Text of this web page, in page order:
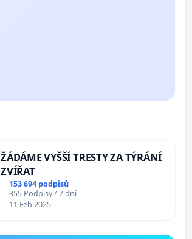
ŽÁDÁME VYŠŠÍ TRESTY ZA TÝRÁNÍ
ZVÍŘAT
153 694 podpisů
355 Podpisy / 7 dní
11 Feb 2025